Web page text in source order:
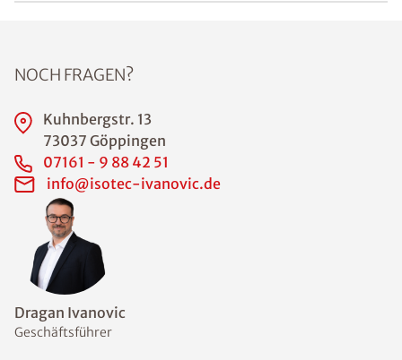
Dragan Ivanovic
Geschäftsführer
NOCH FRAGEN?
Kuhnbergstr. 13
73037 Göppingen
07161 - 9 88 42 51
info@isotec-ivanovic.de